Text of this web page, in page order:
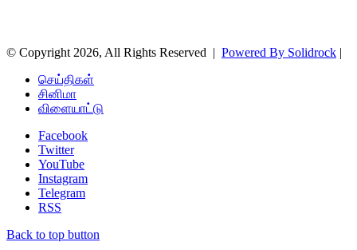
© Copyright 2026, All Rights Reserved | Powered By Solidrock
செய்திகள்
சினிமா
விளையாட்டு
Facebook
Twitter
YouTube
Instagram
Telegram
RSS
Back to top button